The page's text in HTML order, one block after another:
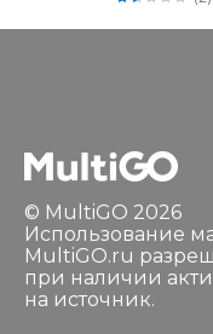
© MultiGO 2026
Использование
MultiGO.ru
при наличии
на источник.